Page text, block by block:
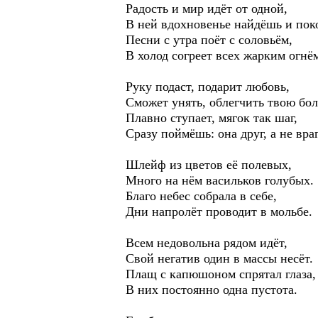
Радость и мир идёт от одной,
В ней вдохновенье найдёшь и
Песни с утра поёт с соловьём,
В холод согреет всех жарким
Руку подаст, подарит любовь,
Сможет унять, облегчить твою
Плавно ступает, мягок так шаг,
Сразу поймёшь: она друг, а не
Шлейф из цветов её полевых,
Много на нём васильков голубых.
Благо небес собрала в себе,
Дни напролёт проводит в мольбе.
Всем недовольна рядом идёт,
Свой негатив один в массы несёт.
Плащ с капюшоном спрятал глаза,
В них постоянно одна пустота.